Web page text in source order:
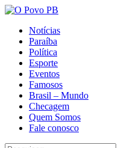
Notícias
Paraíba
Política
Esporte
Eventos
Famosos
Brasil – Mundo
Checagem
Quem Somos
Fale conosco